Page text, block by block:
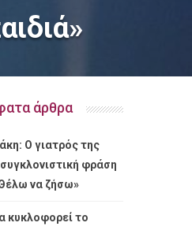
άρθρα
Ο γιατρός της
φράση
να ζήσω»
κυκλοφορεί το